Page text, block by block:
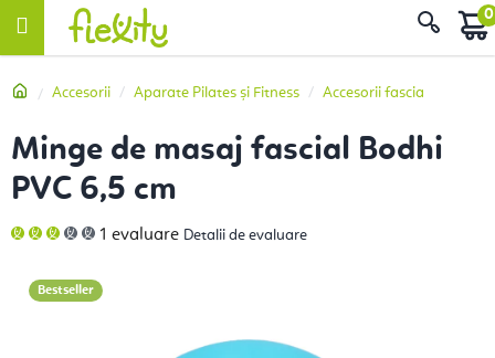
AcasăAccesorii Aparate Pilates și Fitness Accesorii fascia
Minge de masaj fascial Bodhi
PVC 6,5 cm
Evaluarea
medie
este
3,0
1 evaluare Detalii de evaluare
Bestseller